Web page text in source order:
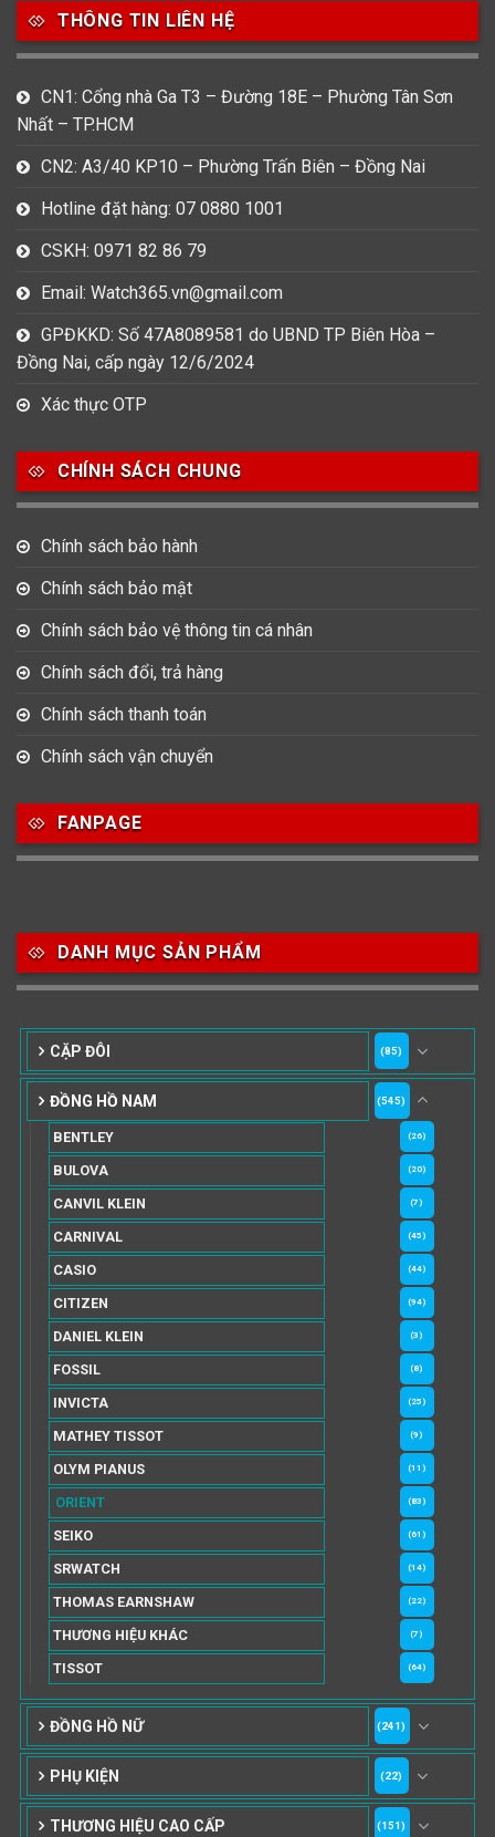
THÔNG TIN LIÊN HỆ
CN1: Cổng nhà Ga T3 – Đường 18E – Phường Tân Sơn
Nhất – TP.HCM
CN2: A3/40 KP10 – Phường Trấn Biên – Đồng Nai
Hotline đặt hàng: 07 0880 1001
CSKH: 0971 82 86 79
Email: Watch365.vn@gmail.com
GPĐKKD: Số 47A8089581 do UBND TP Biên Hòa –
Đồng Nai, cấp ngày 12/6/2024
Xác thực OTP
CHÍNH SÁCH CHUNG
Chính sách bảo hành
Chính sách bảo mật
Chính sách bảo vệ thông tin cá nhân
Chính sách đổi, trả hàng
Chính sách thanh toán
Chính sách vận chuyển
FANPAGE
DANH MỤC SẢN PHẨM
CẶP ĐÔI (85)
ĐỒNG HỒ NAM (545)
BENTLEY (26)
BULOVA (20)
CANVIL KLEIN (7)
CARNIVAL (45)
CASIO (44)
CITIZEN (94)
DANIEL KLEIN (3)
FOSSIL (8)
INVICTA (25)
MATHEY TISSOT (9)
OLYM PIANUS (11)
ORIENT (83)
SEIKO (61)
SRWATCH (14)
THOMAS EARNSHAW (22)
THƯƠNG HIỆU KHÁC (7)
TISSOT (64)
ĐỒNG HỒ NỮ (241)
PHỤ KIỆN (22)
THƯƠNG HIỆU CAO CẤP (151)